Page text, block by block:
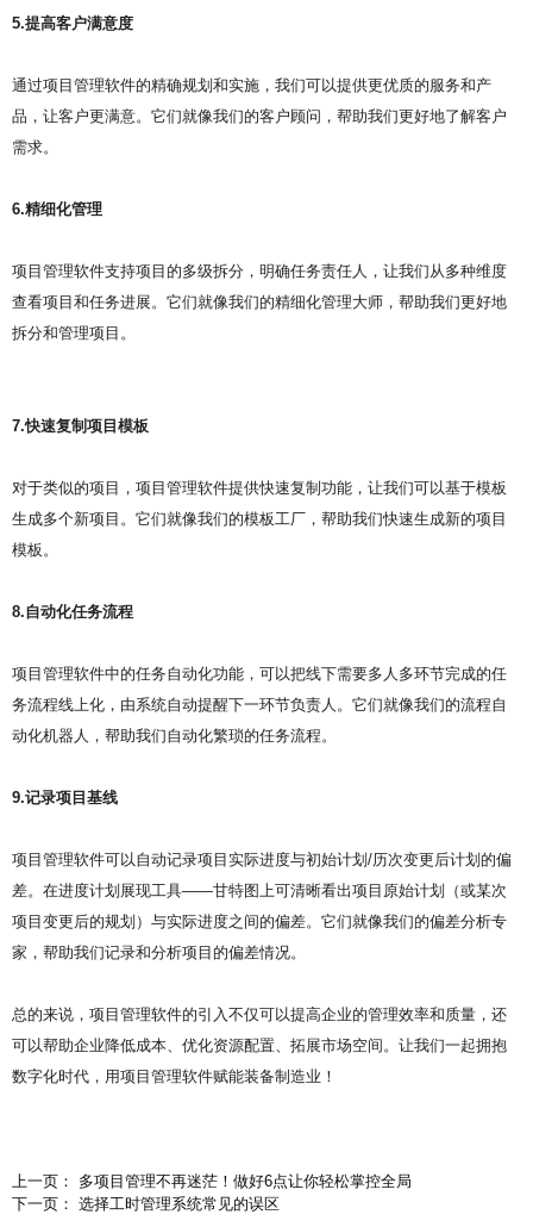
5.提高客户满意度
通过项目管理软件的精确规划和实施，我们可以提供更优质的服务和产
品，让客户更满意。它们就像我们的客户顾问，帮助我们更好地了解客户
需求。
6.精细化管理
项目管理软件支持项目的多级拆分，明确任务责任人，让我们从多种维度
查看项目和任务进展。它们就像我们的精细化管理大师，帮助我们更好地
拆分和管理项目。
7.快速复制项目模板
对于类似的项目，项目管理软件提供快速复制功能，让我们可以基于模板
生成多个新项目。它们就像我们的模板工厂，帮助我们快速生成新的项目
模板。
8.自动化任务流程
项目管理软件中的任务自动化功能，可以把线下需要多人多环节完成的任
务流程线上化，由系统自动提醒下一环节负责人。它们就像我们的流程自
动化机器人，帮助我们自动化繁琐的任务流程。
9.记录项目基线
项目管理软件可以自动记录项目实际进度与初始计划/历次变更后计划的偏
差。在进度计划展现工具——甘特图上可清晰看出项目原始计划（或某次
项目变更后的规划）与实际进度之间的偏差。它们就像我们的偏差分析专
家，帮助我们记录和分析项目的偏差情况。
总的来说，项目管理软件的引入不仅可以提高企业的管理效率和质量，还
可以帮助企业降低成本、优化资源配置、拓展市场空间。让我们一起拥抱
数字化时代，用项目管理软件赋能装备制造业！
上一页： 多项目管理不再迷茫！做好6点让你轻松掌控全局
下一页： 选择工时管理系统常见的误区